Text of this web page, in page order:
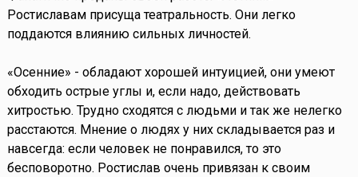
Ростиславам присуща театральность. Они легко
поддаются влиянию сильных личностей.
«Осенние» - обладают хорошей интуицией, они умеют
обходить острые углы и, если надо, действовать
хитростью. Трудно сходятся с людьми и так же нелегко
расстаются. Мнение о людях у них складывается раз и
навсегда: если человек не понравился, то это
бесповоротно. Ростислав очень привязан к своим